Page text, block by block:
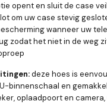
opent en sluit de case
om uw case stevig
wanneer uw
zodat het niet in de weg
deze hoes is
binnenschaal en
oplaadpoort en